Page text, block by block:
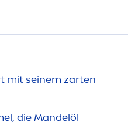
mit seinem zarten
die Mandelöl